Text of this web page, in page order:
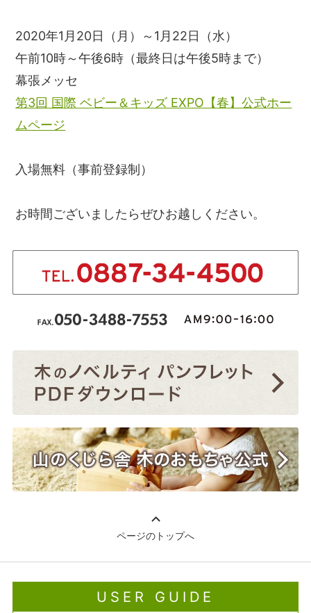
2020年1月20日（月）～1月22日（水）
午前10時～午後6時（最終日は午後5時まで）
幕張メッセ
第3回 国際 ベビー＆キッズ EXPO【春】公式ホー
ムページ
入場無料（事前登録制）
お時間ございましたらぜひお越しください。
ページのトップへ
USER GUIDE